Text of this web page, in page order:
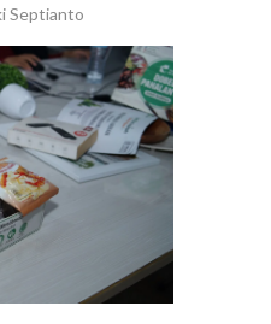
Septianto